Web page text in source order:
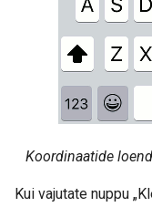
Koordinaatide
Kui vajutate nuppu